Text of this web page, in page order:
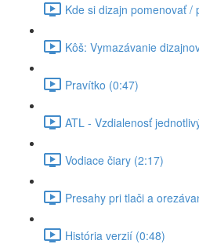
Kde si dizajn pomenovať /
Kôš: Vymazávanie
Pravítko (0:47)
ATL - Vzdialenosť
Vodiace čiary (2:17)
Presahy pri tlači a
História verzií (0:48)